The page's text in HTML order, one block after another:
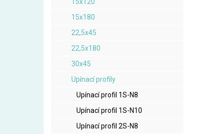
15x120
15x180
22,5x45
22,5x180
30x45
Upínací profily
Upínací profil 1S-N8
Upínací profil 1S-N10
Upínací profil 2S-N8